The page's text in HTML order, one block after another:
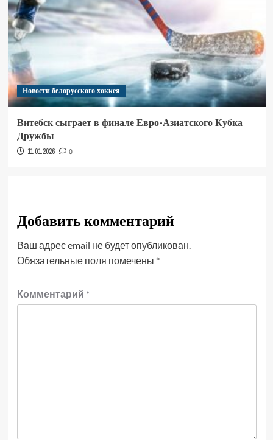
Новости белорусского хоккея
Витебск сыграет в финале Евро-Азиатского Кубка
Дружбы
11.01.2026 0
Добавить комментарий
Ваш адрес email не будет опубликован.
Обязательные поля помечены *
Комментарий *